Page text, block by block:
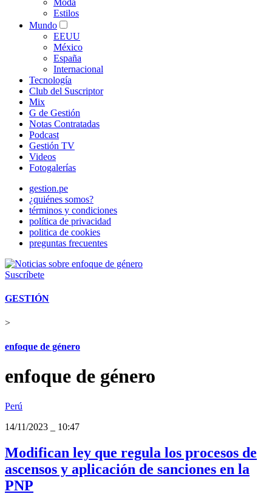
Moda
Estilos
Mundo
EEUU
México
España
Internacional
Tecnología
Club del Suscriptor
Mix
G de Gestión
Notas Contratadas
Podcast
Gestión TV
Videos
Fotogalerías
gestion.pe
¿quiénes somos?
términos y condiciones
política de privacidad
politica de cookies
preguntas frecuentes
Suscríbete
GESTIÓN
>
enfoque de género
enfoque de género
Perú
14/11/2023
10:47
Modifican ley que regula los procesos de
ascensos y aplicación de sanciones en la
PNP